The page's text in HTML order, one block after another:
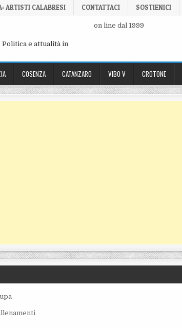
ARTISTI CALABRESI CONTATTACI SOSTIENICI
Politica e attualità in
on line dal 1999
COSENZA CATANZARO VIBO V CROTONE